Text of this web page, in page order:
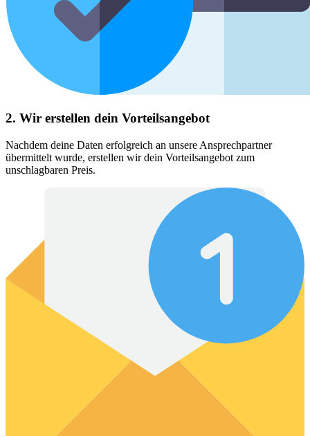
2. Wir erstellen dein Vorteilsangebot
Nachdem deine Daten erfolgreich an unsere Ansprechpartner
übermittelt wurde, erstellen wir dein Vorteilsangebot zum
unschlagbaren Preis.